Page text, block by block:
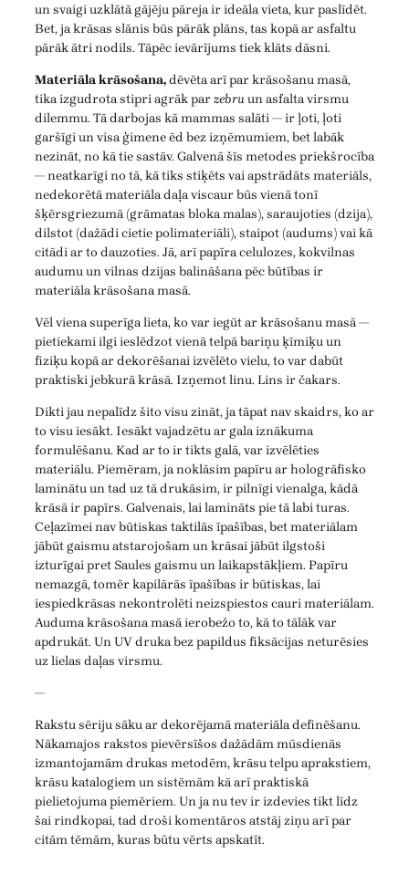
un svaigi uzklātā gājēju pāreja ir ideāla vieta, kur paslīdēt.
Bet, ja krāsas slānis būs pārāk plāns, tas kopā ar asfaltu
pārāk ātri nodils. Tāpēc ievārījums tiek klāts dāsni.
Materiāla krāsošana,dēvēta arī par krāsošanu masā,
tika izgudrota stipri agrāk parzebruun asfalta virsmu
dilemmu. Tā darbojas kā mammas salāti — ir ļoti, ļoti
garšīgi un visa ģimene ēd bez izņēmumiem, bet labāk
nezināt, no kā tie sastāv. Galvenā šīs metodes priekšrocība
— neatkarīgi no tā, kā tiks stiķēts vai apstrādāts materiāls,
nedekorētā materiāla daļa viscaur būs vienā tonī
šķērsgriezumā (grāmatas bloka malas), saraujoties (dzija),
dilstot (dažādi cietie polimateriāli), staipot (audums) vai kā
citādi ar to dauzoties. Jā, arī papīra celulozes, kokvilnas
audumu un vilnas dzijas balināšana pēc būtības ir
materiāla krāsošana masā.
Vēl viena superīga lieta, ko var iegūt ar krāsošanu masā —
pietiekami ilgi ieslēdzot vienā telpā bariņu ķīmiķu un
fiziķu kopā ar dekorēšanai izvēlēto vielu, to var dabūt
praktiski jebkurā krāsā. Izņemot linu. Lins ir čakars.
Dikti jau nepalīdz šito visu zināt, ja tāpat nav skaidrs, ko ar
to visu iesākt. Iesākt vajadzētu ar gala iznākuma
formulēšanu. Kad ar to ir tikts galā, var izvēlēties
materiālu. Piemēram, ja noklāsim papīru ar hologrāfisko
laminātu un tad uz tā drukāsim, ir pilnīgi vienalga, kādā
krāsā ir papīrs. Galvenais, lai lamināts pie tā labi turas.
Ceļazīmei nav būtiskas taktilās īpašības, bet materiālam
jābūt gaismu atstarojošam un krāsai jābūt ilgstoši
izturīgai pret Saules gaismu un laikapstākļiem. Papīru
nemazgā, tomēr kapilārās īpašības ir būtiskas, lai
iespiedkrāsas nekontrolēti neizspiestos cauri materiālam.
Auduma krāsošana masā ierobežo to, kā to tālāk var
apdrukāt. Un UV druka bez papildus fiksācijas neturēsies
uz lielas daļas virsmu.
—
Rakstu sēriju sāku ar dekorējamā materiāla definēšanu.
Nākamajos rakstos pievērsīšos dažādām mūsdienās
izmantojamām drukas metodēm, krāsu telpu aprakstiem,
krāsu katalogiem un sistēmām kā arī praktiskā
pielietojuma piemēriem. Un ja nu tev ir izdevies tikt līdz
šai rindkopai, tad droši komentāros atstāj ziņu arī par
citām tēmām, kuras būtu vērts apskatīt.